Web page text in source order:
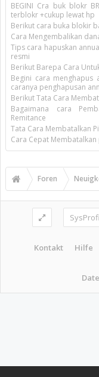
BEGINI Cra buk blokr
terblokr +cukup lewat hp
Berikut cara buka blokir
Cara Mengembalikan
Tips cara hapuskan
resmi
Berikut Barepa Cara
Begini cara menghapus
caranya penghapusan
Berikut Tata Cara
Bagaimana cara
Remitance
Tata Cara Membatalkan
Cara Cepat
Foren
Kontakt Hilfe